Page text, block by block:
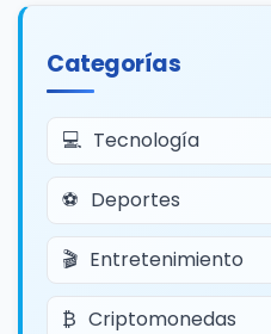
Categorías
Tecnología
Deportes
Entretenimiento
Criptomonedas